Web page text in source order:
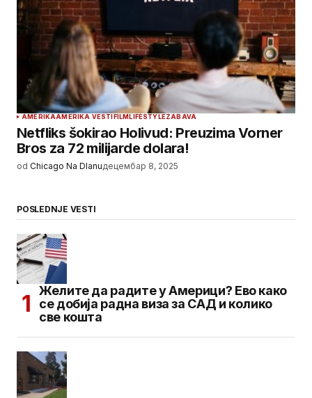
AMERIKAAMERIKA VESTI FILM LIFESTYLEZABAVA
Netfliks šokirao Holivud: Preuzima Vorner
Bros za 72 milijarde dolara!
od Chicago Na Dlanuдецембар 8, 2025
POSLEDNJE VESTI
Желите да радите у Америци? Ево како
се добија радна виза за САД и колико
све кошта